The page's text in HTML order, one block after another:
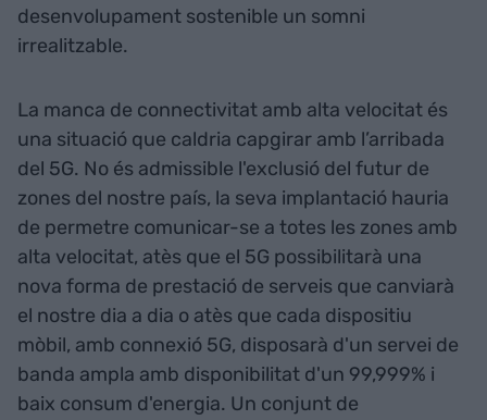
desenvolupament sostenible un somni
irrealitzable.
La manca de connectivitat amb alta velocitat és
una situació que caldria capgirar amb l’arribada
del 5G. No és admissible l'exclusió del futur de
zones del nostre país, la seva implantació hauria
de permetre comunicar-se a totes les zones amb
alta velocitat, atès que el 5G possibilitarà una
nova forma de prestació de serveis que canviarà
el nostre dia a dia o atès que cada dispositiu
mòbil, amb connexió 5G, disposarà d'un servei de
banda ampla amb disponibilitat d'un 99,999% i
baix consum d'energia. Un conjunt de